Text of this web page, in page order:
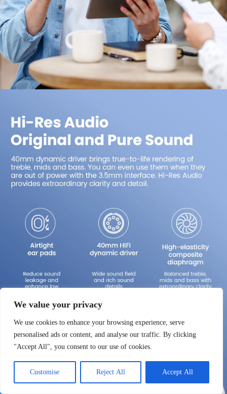
We value your privacy
We use cookies to enhance your browsing experience, serve
personalised ads or content, and analyse our traffic. By clicking
"Accept All", you consent to our use of cookies.
Customise Reject All Accept All